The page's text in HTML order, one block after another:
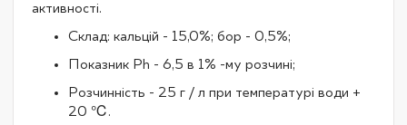
активності.
Склад: кальцій - 15,0%; бор - 0,5%;
Показник Ph - 6,5 в 1% -му розчині;
Розчинність - 25 г / л при температурі води +
20 ℃.